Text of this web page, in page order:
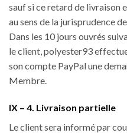
sauf si ce retard de livraison
au sens de la jurisprudence
Dans les 10 jours ouvrés
le client, polyester93
son compte PayPal une
Membre.
IX – 4. Livraison partielle
Le client sera informé par